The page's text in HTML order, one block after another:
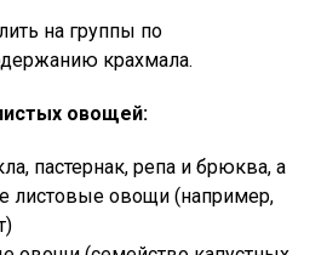
на группы по
крахмала.
овощей:
пастернак, репа и брюква, а
листовые овощи (например,